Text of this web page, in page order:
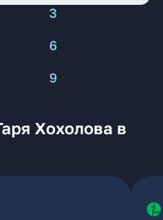
3
6
9
Хохолова в